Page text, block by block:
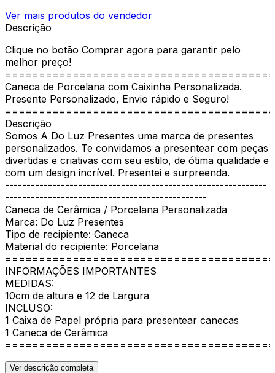
Ver mais produtos do vendedor
Descrição
Clique no botão Comprar agora para garantir pelo
melhor preço!
Caneca de Porcelana com Caixinha Personalizada.
Presente Personalizado, Envio rápido e Seguro!
Descrição
Somos A Do Luz Presentes uma marca de presentes
personalizados. Te convidamos a presentear com peças
divertidas e criativas com seu estilo, de ótima qualidade e
com um design incrível. Presentei e surpreenda.
-------------------------------------------------------------
-----------------------------------------------
Caneca de Cerâmica / Porcelana Personalizada
Marca: Do Luz Presentes
Tipo de recipiente: Caneca
Material do recipiente: Porcelana
INFORMAÇÕES IMPORTANTES
MEDIDAS:
10cm de altura e 12 de Largura
INCLUSO:
1 Caixa de Papel própria para presentear canecas
1 Caneca de Cerâmica
Ver descrição completa